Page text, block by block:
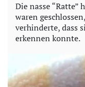
Die nasse “Ratte”
waren
verhinderte, dass
erkennen konnte.